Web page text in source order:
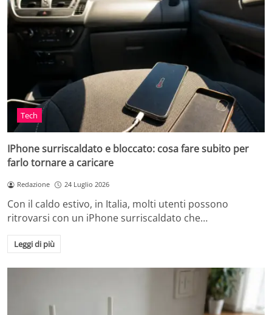
Tech
IPhone surriscaldato e bloccato: cosa fare subito per
farlo tornare a caricare
Redazione 24 Luglio 2026
Con il caldo estivo, in Italia, molti utenti possono
ritrovarsi con un iPhone surriscaldato che…
Leggi di più